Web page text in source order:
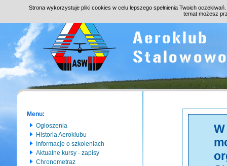
Strona wykorzystuje pliki cookies w celu lepszego spełnienia Twoich
temat możesz
Menu:
Ogloszenia
Historia Aeroklubu
Informacje o szkoleniach
Aktualne kursy - zapisy
Chronometraz